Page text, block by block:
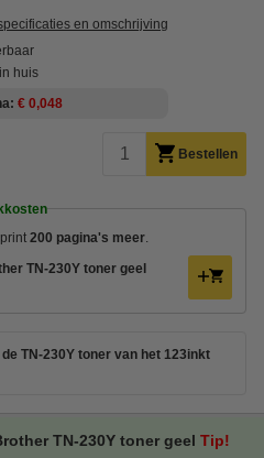
en omschrijving
huis
€ 0,048
Bestellen
200 pagina's meer.
TN-230Y toner geel
TN-230Y toner van het 123inkt
TN-230Y toner geel Tip!